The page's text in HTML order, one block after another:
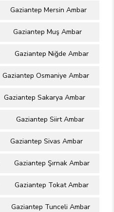
Gaziantep Mersin Ambar
Gaziantep Muş Ambar
Gaziantep Niğde Ambar
Gaziantep Osmaniye Ambar
Gaziantep Sakarya Ambar
Gaziantep Siirt Ambar
Gaziantep Sivas Ambar
Gaziantep Şırnak Ambar
Gaziantep Tokat Ambar
Gaziantep Tunceli Ambar